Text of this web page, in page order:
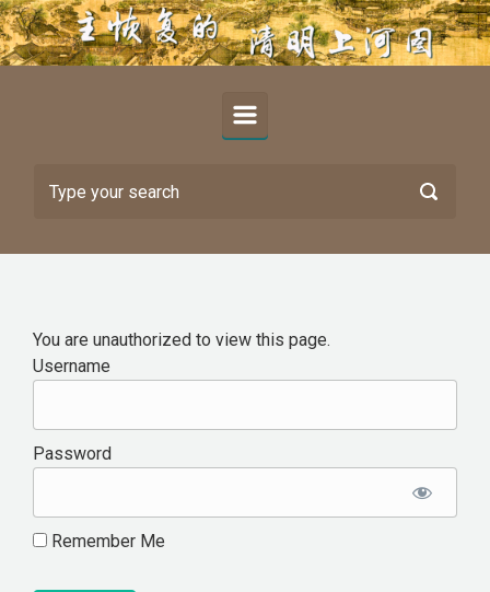
Skip to main content
You are unauthorized to view this page.
Username
Password
Remember Me